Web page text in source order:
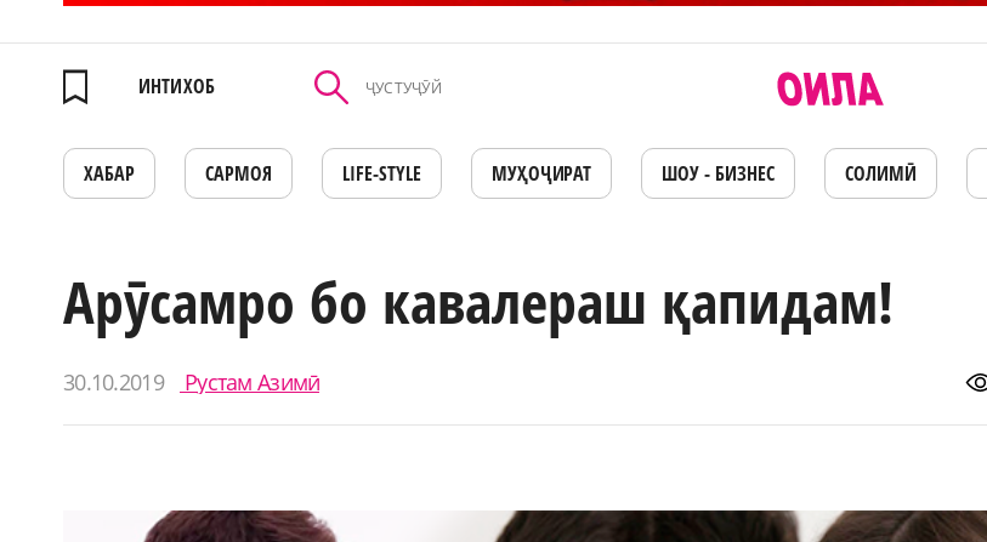
ИНТИХОБ
ХАБАР САРМОЯ LIFE-STYLE МУҲОҶИРАТ ШОУ - БИЗНЕС СОЛИМӢ
Арӯсамро бо кавалераш қапидам!
30.10.2019 Рустам Азимӣ